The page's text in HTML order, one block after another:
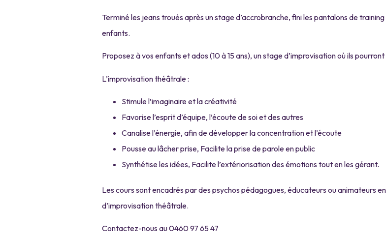
Terminé les jeans troués après un stage d’accrobranche, fini les pantalons de
enfants.
Proposez à vos enfants et ados (10 à 15 ans), un stage d’improvisation où ils
L’improvisation théâtrale :
Stimule l’imaginaire et la créativité
Favorise l’esprit d’équipe, l’écoute de soi et des autres
Canalise l’énergie, afin de développer la concentration et l’écoute
Pousse au lâcher prise, Facilite la prise de parole en public
Synthétise les idées, Facilite l’extériorisation des émotions tout en les gérant.
Les cours sont encadrés par des psychos pédagogues, éducateurs ou animateurs
d’improvisation théâtrale.
Contactez-nous au 0460 97 65 47